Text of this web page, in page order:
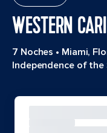
WESTERN
7 Noches • Miami,
Independence of the